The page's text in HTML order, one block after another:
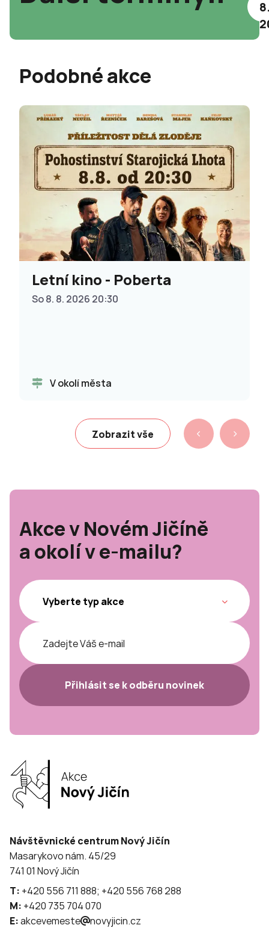
Podobné akce
Letní kino - Poberta
So 8. 8. 2026 20:30
V okolí města
Zobrazit vše
Akce v Novém Jičíně
a okolí v e-mailu?
Přihlásit se k odběru novinek
Návštěvnické centrum Nový Jičín
Masarykovo nám. 45/29
741 01 Nový Jičín
T: +420 556 711 888; +420 556 768 288
M: +420 735 704 070
E:akcevemeste novyjicin.cz